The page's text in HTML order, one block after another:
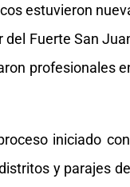
estuvieron
del Fuerte San
profesionales
iniciado
y parajes